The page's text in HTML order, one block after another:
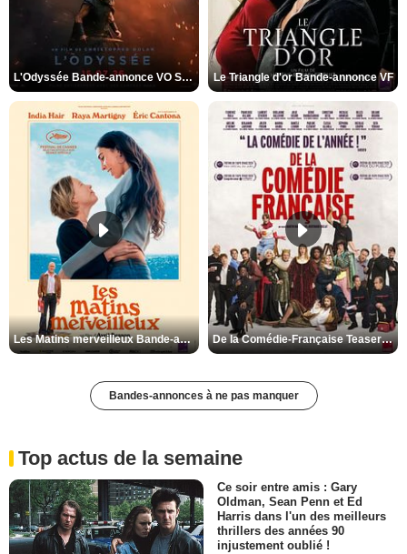
L'Odyssée Bande-annonce VO STFR Le Triangle d'or Bande-annonce VF
Les Matins merveilleux Bande-annonce VF De la Comédie-Française Teaser VF
Bandes-annonces à ne pas manquer
Top actus de la semaine
Ce soir entre amis : Gary
Oldman, Sean Penn et Ed
Harris dans l'un des meilleurs
thrillers des années 90
injustement oublié !